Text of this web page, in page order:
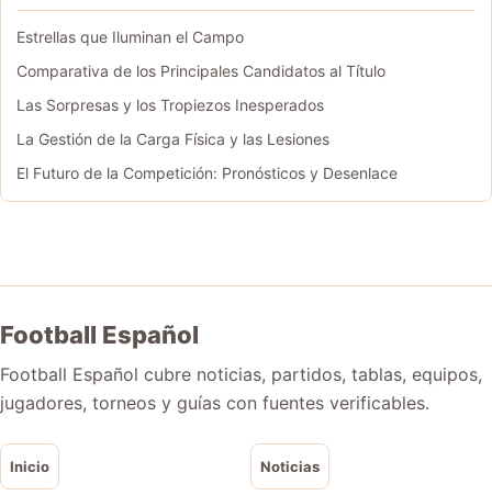
Estrellas que Iluminan el Campo
Comparativa de los Principales Candidatos al Título
Las Sorpresas y los Tropiezos Inesperados
La Gestión de la Carga Física y las Lesiones
El Futuro de la Competición: Pronósticos y Desenlace
Football Español
Football Español cubre noticias, partidos, tablas, equipos,
jugadores, torneos y guías con fuentes verificables.
Inicio Noticias